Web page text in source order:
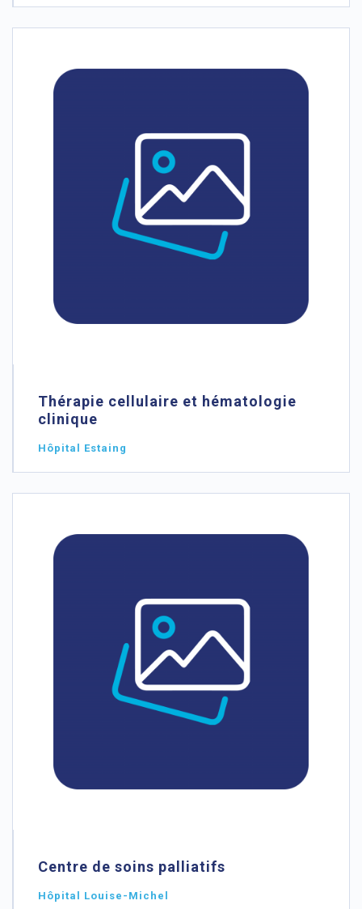
Thérapie cellulaire et hématologie
clinique
Hôpital Estaing
Centre de soins palliatifs
Hôpital Louise-Michel